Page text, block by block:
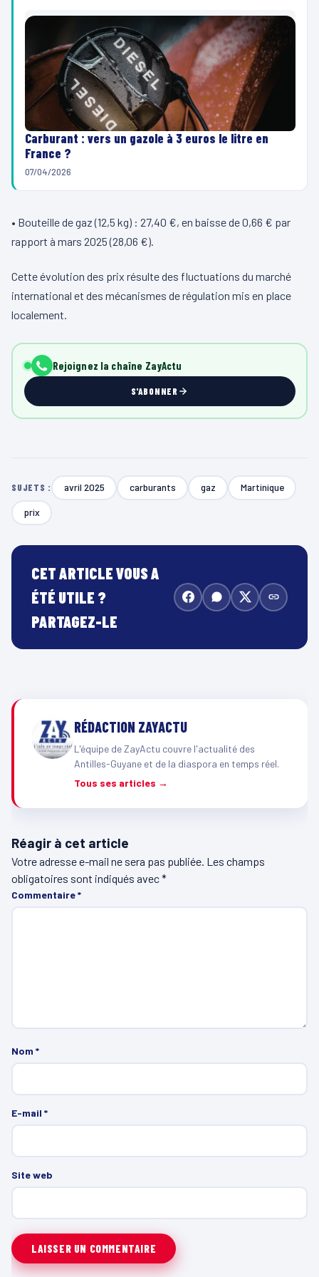
Carburant : vers un gazole à 3 euros le litre en
France ?
07/04/2026
• Bouteille de gaz (12,5 kg) : 27,40 €, en baisse de 0,66 € par
rapport à mars 2025 (28,06 €).
Cette évolution des prix résulte des fluctuations du marché
international et des mécanismes de régulation mis en place
localement.
Rejoignez la chaîne ZayActu
S'ABONNER
SUJETS : avril 2025 carburants gaz Martinique
prix
CET ARTICLE VOUS A
ÉTÉ UTILE ?
PARTAGEZ-LE
RÉDACTION ZAYACTU
L'équipe de ZayActu couvre l'actualité des
Antilles-Guyane et de la diaspora en temps réel.
Tous ses articles →
Réagir à cet article
Votre adresse e-mail ne sera pas publiée. Les champs
obligatoires sont indiqués avec*
Commentaire*
Nom *
E-mail *
Site web